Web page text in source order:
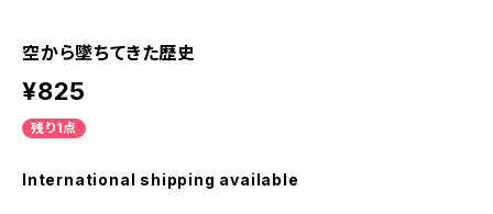
空から墜ちてきた歴史
¥825
残り1点
International shipping available